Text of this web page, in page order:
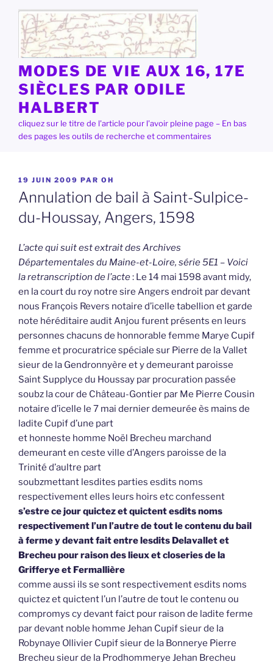
contenu
principal
MODES DE VIE AUX 16, 17E
SIÈCLES PAR ODILE
HALBERT
cliquez sur le titre de l'article pour l'avoir pleine page – En bas
des pages les outils de recherche et commentaires
PUBLIÉ
LE
19 JUIN 2009 PAR OH
Annulation de bail à Saint-Sulpice-
du-Houssay, Angers, 1598
L’acte qui suit est extrait des Archives
Départementales du Maine-et-Loire, série 5E1 – Voici
la retranscription de l’acte: Le 14 mai 1598 avant midy,
en la court du roy notre sire Angers endroit par devant
nous François Revers notaire d’icelle tabellion et garde
note héréditaire audit Anjou furent présents en leurs
personnes chacuns de honnorable femme Marye Cupif
femme et procuratrice spéciale sur Pierre de la Vallet
sieur de la Gendronnyère et y demeurant paroisse
Saint Supplyce du Houssay par procuration passée
soubz la cour de Château-Gontier par Me Pierre Cousin
notaire d’icelle le 7 mai dernier demeurée ès mains de
ladite Cupif d’une part
et honneste homme Noël Brecheu marchand
demeurant en ceste ville d’Angers paroisse de la
Trinité d’aultre part
soubzmettant lesdites parties esdits noms
respectivement elles leurs hoirs etc confessent
s’estre ce jour quictez et quictent esdits noms
respectivement l’un l’autre de tout le contenu du bail
à ferme y devant fait entre lesdits Delavallet et
Brecheu pour raison des lieux et closeries de la
Grifferye et Fermallière
comme aussi ils se sont respectivement esdits noms
quictez et quictent l’un l’autre de tout le contenu ou
compromys cy devant faict pour raison de ladite ferme
par devant noble homme Jehan Cupif sieur de la
Robynaye Ollivier Cupif sieur de la Bonnerye Pierre
Brecheu sieur de la Prodhommerye Jehan Brecheu